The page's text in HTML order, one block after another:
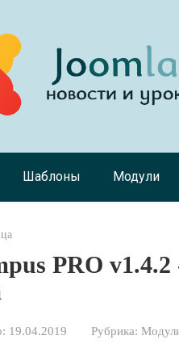
Шаблоны Модули
PRO
19.04.2019 Рубрика: